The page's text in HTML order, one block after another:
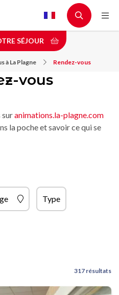
SÉJOUR
à La Plagne Rendez-vous
vous
suranimations.la-plagne.com
la poche et savoir ce qui se
Type
317 résultats